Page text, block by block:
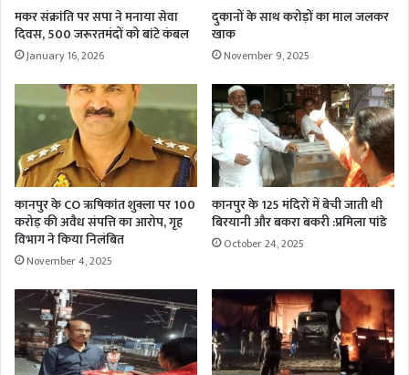
मकर संक्रांति पर सपा ने मनाया सेवा
दिवस, 500 जरूरतमंदों को बांटे कंबल
January 16, 2026
दुकानों के साथ करोड़ों का माल जलकर
खाक
November 9, 2025
कानपुर के CO ऋषिकांत शुक्ला पर 100
करोड़ की अवैध संपत्ति का आरोप, गृह
विभाग ने किया निलंबित
November 4, 2025
कानपुर के 125 मंदिरों में बेची जाती थी
बिरयानी और बकरा बकरी :प्रमिला पांडे
October 24, 2025